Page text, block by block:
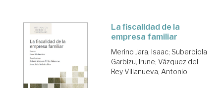
La fiscalidad de la
empresa familiar
Merino Jara, Isaac; Suberbiola
Garbizu, Irune; Vázquez del
Rey Villanueva, Antonio